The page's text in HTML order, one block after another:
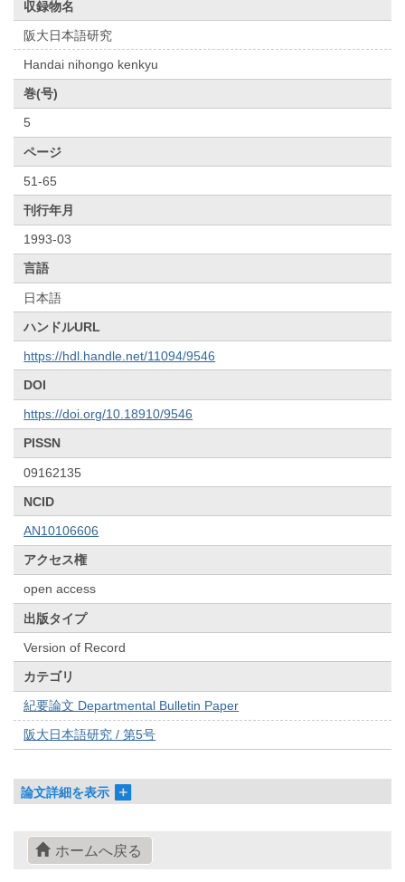
収録物名
阪大日本語研究
Handai nihongo kenkyu
巻(号)
5
ページ
51-65
刊行年月
1993-03
言語
日本語
ハンドルURL
https://hdl.handle.net/11094/9546
DOI
https://doi.org/10.18910/9546
PISSN
09162135
NCID
AN10106606
アクセス権
open access
出版タイプ
Version of Record
カテゴリ
紀要論文 Departmental Bulletin Paper
阪大日本語研究 / 第5号
論文詳細を表示
ホームへ戻る